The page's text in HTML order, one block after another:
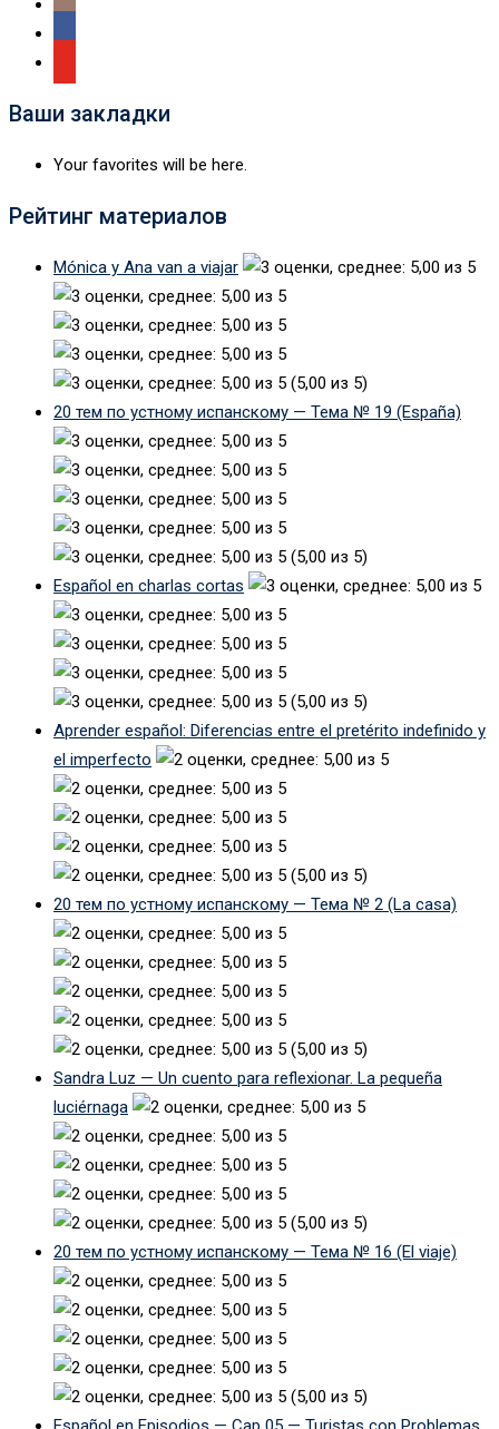
Ваши закладки
Your favorites will be here.
Рейтинг материалов
Mónica y Ana van a viajar
(5,00 из 5)
20 тем по устному испанскому — Тема № 19 (España)
(5,00 из 5)
Español en charlas cortas
(5,00 из 5)
Aprender español: Diferencias entre el pretérito indefinido y
el imperfecto
(5,00 из 5)
20 тем по устному испанскому — Тема № 2 (La casa)
(5,00 из 5)
Sandra Luz — Un cuento para reflexionar. La pequeña
luciérnaga
(5,00 из 5)
20 тем по устному испанскому — Тема № 16 (El viaje)
(5,00 из 5)